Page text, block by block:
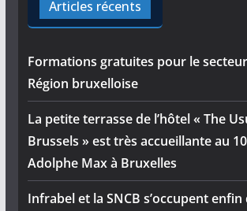
Articles récents
Formations gratuites pour le
Région bruxelloise
La petite terrasse de l’hôtel « The
Brussels » est très accueillante au
Adolphe Max à Bruxelles
Infrabel et la SNCB s’occupent